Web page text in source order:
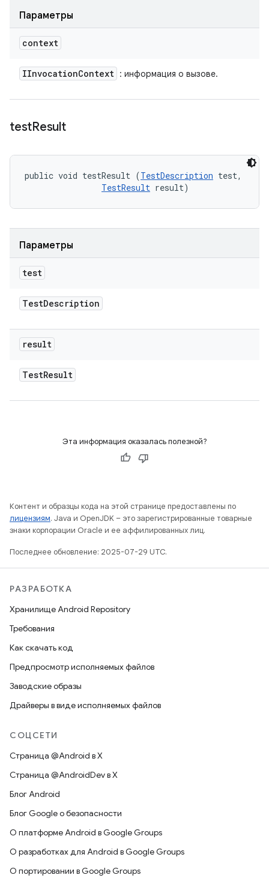
Параметры
context
IInvocationContext : информация о вызове.
testResult
public void testResult (TestDescription test,
TestResult result)
Параметры
test
TestDescription
result
TestResult
Эта информация оказалась полезной?
Контент и образцы кода на этой странице предоставлены по
лицензиям. Java и OpenJDK – это зарегистрированные товарные
знаки корпорации Oracle и ее аффилированных лиц.
Последнее обновление: 2025-07-29 UTC.
РАЗРАБОТКА
Хранилище Android Repository
Требования
Как скачать код
Предпросмотр исполняемых файлов
Заводские образы
Драйверы в виде исполняемых файлов
СОЦСЕТИ
Страница @Android в X
Страница @AndroidDev в X
Блог Android
Блог Google о безопасности
О платформе Android в Google Groups
О разработках для Android в Google Groups
О портировании в Google Groups